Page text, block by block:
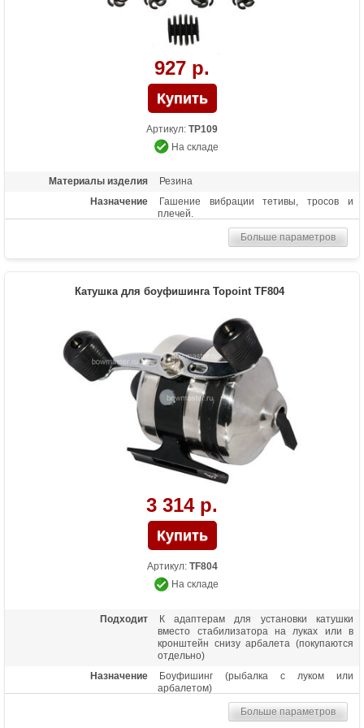
927 р.
Артикул: TP109
На складе
Материалы изделия
Резина
Назначение
Гашение вибрации тетивы, тросов и
плечей.
Больше параметров
Катушка для боуфишинга Topoint TF804
3 314 р.
Артикул: TF804
На складе
Подходит
К адаптерам для установки катушки
вместо стабилизатора на луках или в
кронштейн снизу арбалета (покупаются
отдельно)
Назначение
Боуфишинг (рыбалка с луком или
арбалетом)
Больше параметров